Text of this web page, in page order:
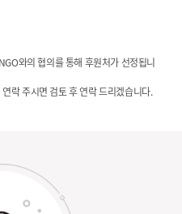
와의 협의를 통해 후원처가 선정됩니
락 주시면 검토 후 연락 드리겠습니다.